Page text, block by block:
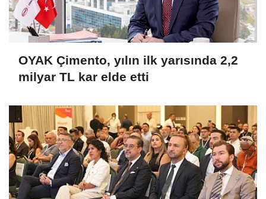
OYAK Çimento, yılın ilk yarısında 2,2
milyar TL kar elde etti